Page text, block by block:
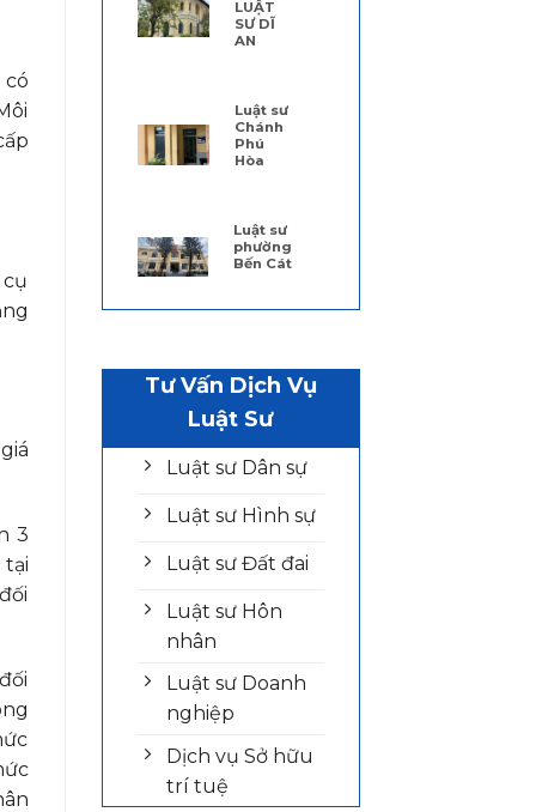
3
LUẬT
SƯ DĨ
AN
Luật sư
Chánh
Phú
Hòa
Luật sư
phường
Bến Cát
Tư Vấn Dịch Vụ
Luật Sư
Luật sư Dân sự
Luật sư Hình sự
Luật sư Đất đai
Luật sư Hôn
nhân
Luật sư Doanh
nghiệp
Dịch vụ Sở hữu
trí tuệ